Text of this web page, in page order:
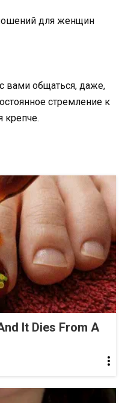
вами общаться, даже,
стремление к
It Dies From A